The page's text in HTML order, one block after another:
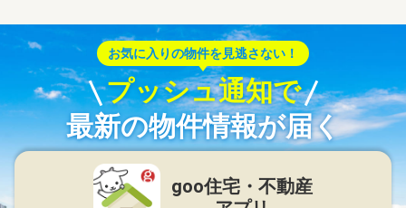
お気に入りの物件を見逃さない！
プッシュ通知で
最新の物件情報が届く
goo住宅・不動産